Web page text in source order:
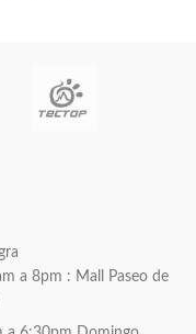
a 8pm : Mall Paseo de